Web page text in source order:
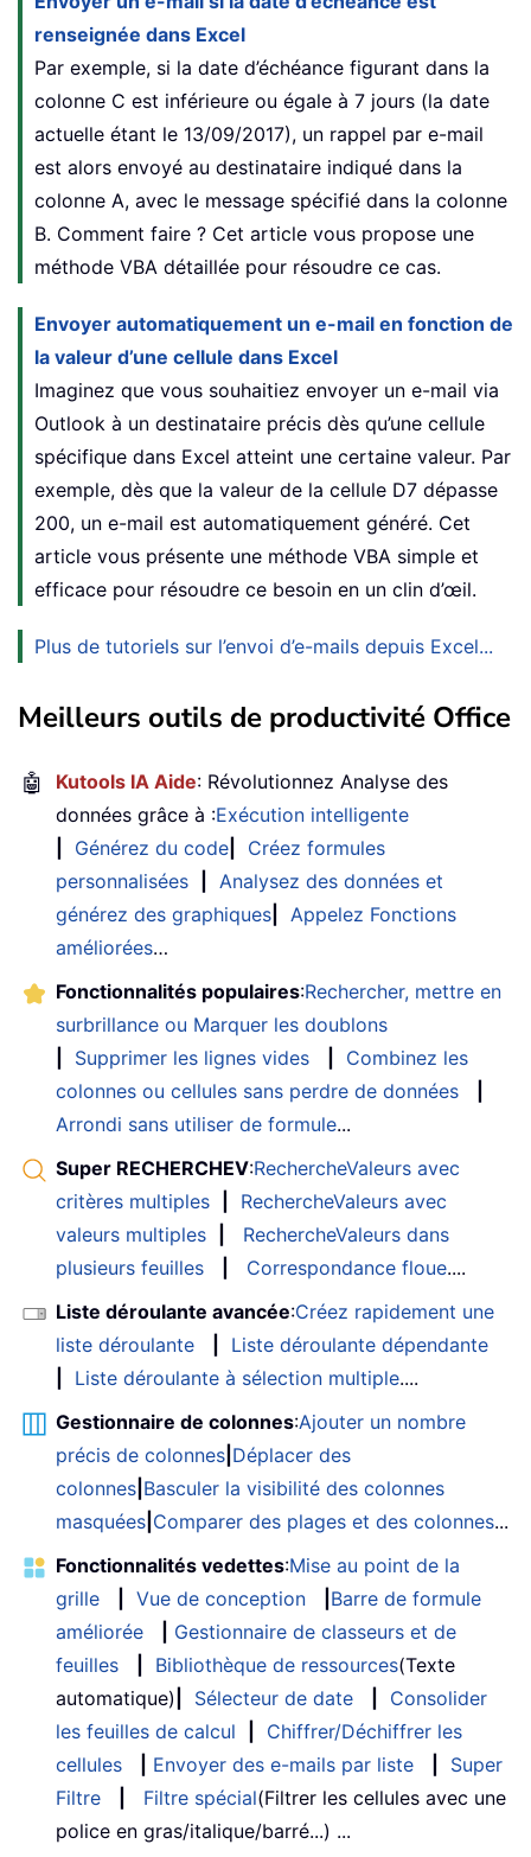
renseignée dans Excel
Par exemple, si la date d’échéance figurant dans la
colonne C est inférieure ou égale à 7 jours (la date
actuelle étant le 13/09/2017), un rappel par e-mail
est alors envoyé au destinataire indiqué dans la
colonne A, avec le message spécifié dans la colonne
B. Comment faire ? Cet article vous propose une
méthode VBA détaillée pour résoudre ce cas.
Envoyer automatiquement un e-mail en fonction de
la valeur d’une cellule dans Excel
Imaginez que vous souhaitiez envoyer un e-mail via
Outlook à un destinataire précis dès qu’une cellule
spécifique dans Excel atteint une certaine valeur. Par
exemple, dès que la valeur de la cellule D7 dépasse
200, un e-mail est automatiquement généré. Cet
article vous présente une méthode VBA simple et
efficace pour résoudre ce besoin en un clin d’œil.
Plus de tutoriels sur l’envoi d’e-mails depuis Excel...
Meilleurs outils de productivité Office
🤖 Kutools IA Aide: Révolutionnez Analyse des
données grâce à :Exécution intelligente
Générez du code
Créez formules
personnalisées
Analysez des données et
générez des graphiques
Appelez Fonctions
améliorées…
Fonctionnalités populaires:Rechercher, mettre en
surbrillance ou Marquer les doublons
Supprimer les lignes vides
Combinez les
colonnes ou cellules sans perdre de données
Arrondi sans utiliser de formule...
Super RECHERCHEV:RechercheValeurs avec
critères multiples
RechercheValeurs avec
valeurs multiples
RechercheValeurs dans
plusieurs feuilles
Correspondance floue....
Liste déroulante avancée:Créez rapidement une
liste déroulante
Liste déroulante dépendante
Liste déroulante à sélection multiple....
Gestionnaire de colonnes:Ajouter un nombre
précis de colonnes Déplacer des
colonnes Basculer la visibilité des colonnes
masquées Comparer des plages et des colonnes...
Fonctionnalités vedettes:Mise au point de la
grille
Vue de conception
Barre de formule
améliorée
Gestionnaire de classeurs et de
feuilles
Bibliothèque de ressources(Texte
automatique)
Sélecteur de date
Consolider
les feuilles de calcul
Chiffrer/Déchiffrer les
cellules
Envoyer des e-mails par liste
Super
Filtre
Filtre spécial(Filtrer les cellules avec une
police en gras/italique/barré...) ...